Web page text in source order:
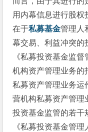
用内幕信息进行股
在于私募基金管理人
幕交易、利益冲突的
《私募投资基金监
机构资产管理业务的
私募资产管理业务运
营机构私募资产管理
投资基金监管的若干
《私募投资基金管